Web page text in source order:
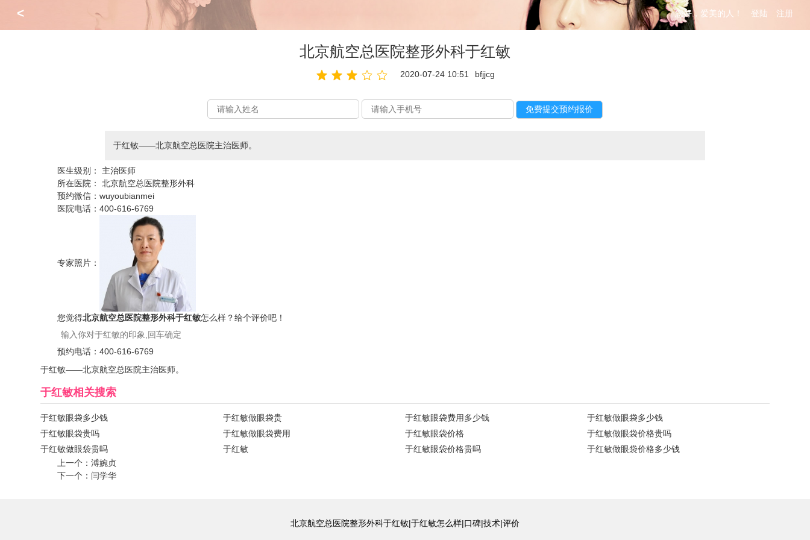
< 您好，爱美的人！ 登陆 注册
北京航空总医院整形外科于红敏
2020-07-24 10:51 bfjjcg
于红敏——北京航空总医院主治医师。
医生级别：
主治医师
所在医院：
北京航空总医院整形外科
预约微信：wuyoubianmei
医院电话：400-616-6769
专家照片：
您觉得北京航空总医院整形外科于红敏怎么样？给个评价吧！
预约电话：400-616-6769
于红敏——北京航空总医院主治医师。
于红敏相关搜索
于红敏眼袋多少钱 于红敏做眼袋贵 于红敏眼袋费用多少钱
于红敏做眼袋多少钱
于红敏眼袋贵吗
于红敏做眼袋费用 于红敏眼袋价格
于红敏做眼袋价格贵吗
于红敏做眼袋贵吗
于红敏 于红敏眼袋价格贵吗
于红敏做眼袋价格多少钱
上一个：溥婉贞
下一个： 闫学华
北京航空总医院整形外科于红敏|于红敏怎么样|口碑|技术|评价